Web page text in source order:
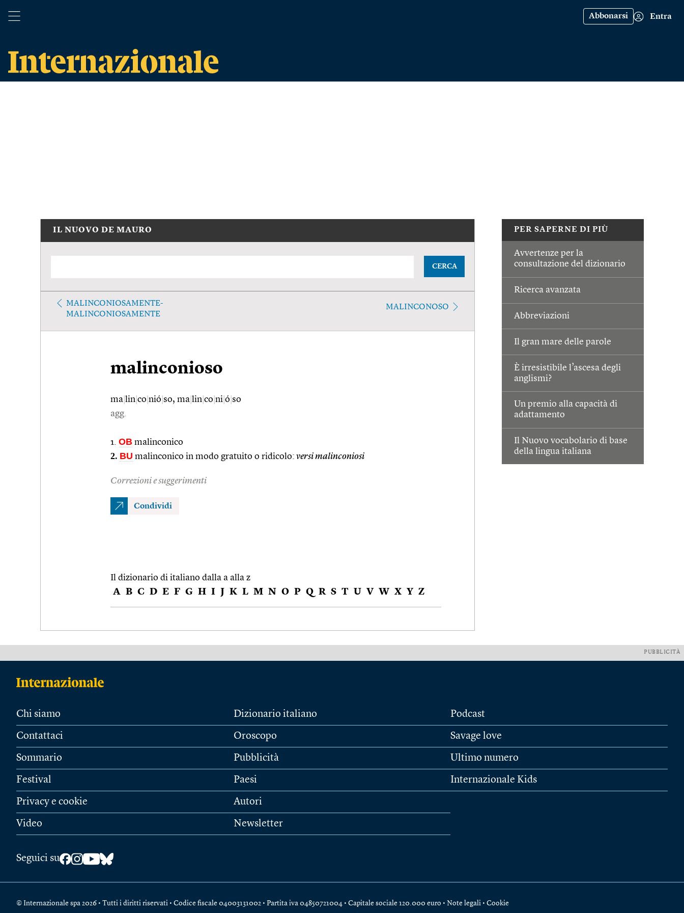
Abbonarsi Entra
PER SAPERNE DI PIÙ
Avvertenze per la
consultazione del dizionario
Ricerca avanzata
Abbreviazioni
Il gran mare delle parole
È irresistibile l’ascesa degli
anglismi?
Un premio alla capacità di
adattamento
Il Nuovo vocabolario di base
della lingua italiana
IL NUOVO DE MAURO
CERCA
MALINCONIOSAMENTE-
MALINCONIOSAMENTE
MALINCONOSO
malinconioso
ma lin co nió so, ma lin co ni ó so
agg.
1. OB malinconico
2. BU malinconico in modo gratuito o ridicolo: versi malinconiosi
Correzioni e suggerimenti
Condividi
Il dizionario di italiano dalla a alla z
A B C D E F G H I J K L M N O P Q R S T U V W X Y Z
PUBBLICITÀ
Chi siamo
Contattaci
Sommario
Festival
Privacy e cookie
Video
Dizionario italiano
Oroscopo
Pubblicità
Paesi
Autori
Newsletter
Podcast
Savage love
Ultimo numero
Internazionale Kids
Seguici su
© Internazionale spa 2026 • Tutti i diritti riservati • Codice fiscale 04003131002 • Partita iva 04850721004 • Capitale sociale 120.000 euro • Note legali • Cookie